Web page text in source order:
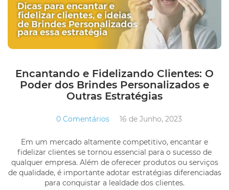
Encantando e Fidelizando Clientes: O
Poder dos Brindes Personalizados e
Outras Estratégias
0 Comentários 16 de Junho, 2023
Em um mercado altamente competitivo, encantar e
fidelizar clientes se tornou essencial para o sucesso de
qualquer empresa. Além de oferecer produtos ou serviços
de qualidade, é importante adotar estratégias diferenciadas
para conquistar a lealdade dos clientes.